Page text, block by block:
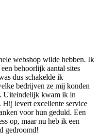
webshop wilde hebben. Ik
behoorlijk aantal sites
dus schakelde ik
bedrijven ze mij konden
Uiteindelijk kwam ik in
Hij levert excellente service
voor hun geduld. Een
op, maar nu heb ik een
gedroomd!